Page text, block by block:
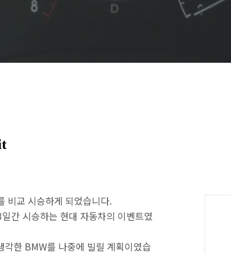
비교 시승하게 되었습니다.
간 시승하는 현대 자동차의 이벤트였
한 BMW를 나중에 빌릴 계획이였습